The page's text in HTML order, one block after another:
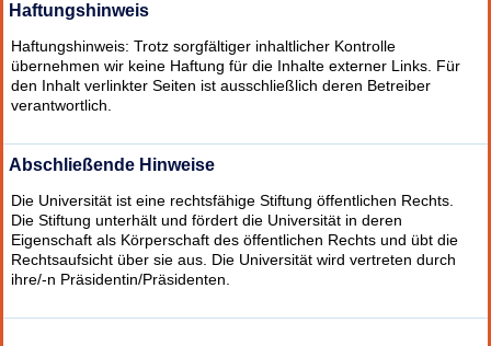
Haftungshinweis
Haftungshinweis: Trotz sorgfältiger inhaltlicher Kontrolle
übernehmen wir keine Haftung für die Inhalte externer Links. Für
den Inhalt verlinkter Seiten ist ausschließlich deren Betreiber
verantwortlich.
Abschließende Hinweise
Die Universität ist eine rechtsfähige Stiftung öffentlichen Rechts.
Die Stiftung unterhält und fördert die Universität in deren
Eigenschaft als Körperschaft des öffentlichen Rechts und übt die
Rechtsaufsicht über sie aus. Die Universität wird vertreten durch
ihre/-n Präsidentin/Präsidenten.